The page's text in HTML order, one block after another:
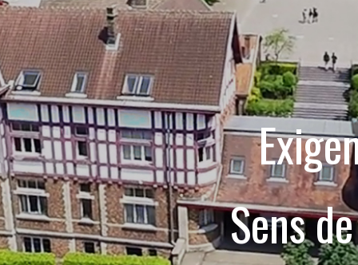
Sens